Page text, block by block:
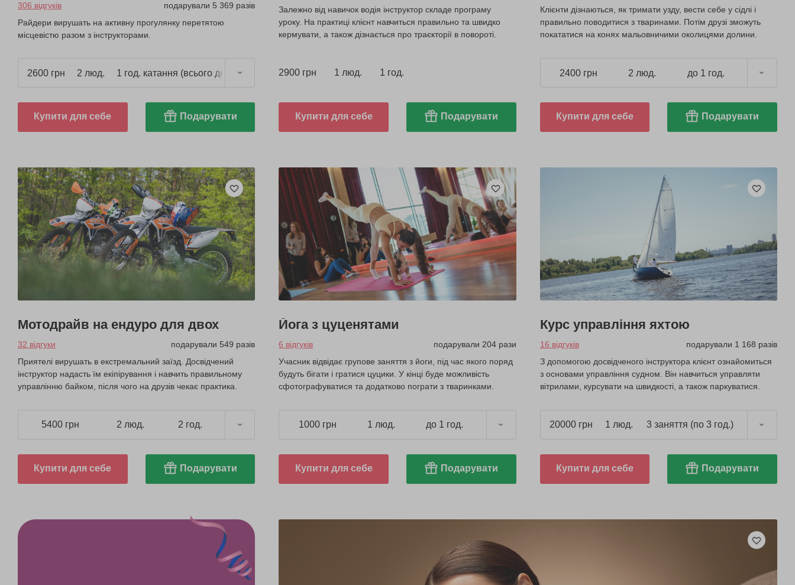
306 відгуків
подарували 5 369 разів
Райдери вирушать на активну прогулянку перетятою
місцевістю разом з інструкторами.
2600 грн 2 люд. 1 год. катання (всього до 1,5 год.)
Купити для себе Подарувати
Залежно від навичок водія інструктор складе програму
уроку. На практиці клієнт навчиться правильно та швидко
кермувати, а також дізнається про траєкторії в повороті.
2900 грн 1 люд. 1 год.
Купити для себе Подарувати
Клієнти дізнаються, як тримати узду, вести себе у сідлі і
правильно поводитися з тваринами. Потім друзі зможуть
покататися на конях мальовничими околицями долини.
2400 грн 2 люд. до 1 год.
Купити для себе Подарувати
Мотодрайв на ендуро для двох
32 відгуки
подарували 549 разів
Приятелі вирушать в екстремальний заїзд. Досвідчений
інструктор надасть їм екіпірування і навчить правильному
управлінню байком, після чого на друзів чекає практика.
5400 грн 2 люд. 2 год.
Купити для себе Подарувати
Йога з цуценятами
6 відгуків
подарували 204 рази
Учасник відвідає групове заняття з йоги, під час якого поряд
будуть бігати і гратися цуцики. У кінці буде можливість
сфотографуватися та додатково пограти з тваринками.
1000 грн 1 люд. до 1 год.
Купити для себе Подарувати
Курс управління яхтою
16 відгуків
подарували 1 168 разів
З допомогою досвідченого інструктора клієнт ознайомиться
з основами управління судном. Він навчиться управляти
вітрилами, курсувати на швидкості, а також паркуватися.
20000 грн 1 люд. 3 заняття (по 3 год.)
Купити для себе Подарувати